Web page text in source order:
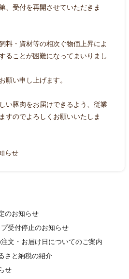
、受付を再開させていただきま
料・資材等の相次ぐ物価上昇によ
ることが困難になってまいりまし
願い申し上げます。
い豚肉をお届けできるよう、従業
すのでよろしくお願いいたしま
らせ
のお知らせ
受付停止のお知らせ
文・お届け日についてのご案内
さと納税の紹介
せ